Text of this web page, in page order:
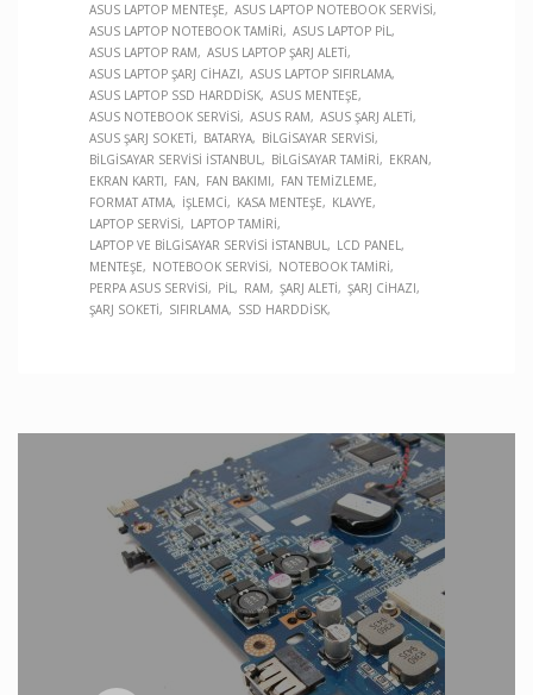
ASUS LAPTOP MENTEŞE
ASUS LAPTOP NOTEBOOK SERVISI
ASUS LAPTOP NOTEBOOK TAMIRI
ASUS LAPTOP PIL
ASUS LAPTOP RAM
ASUS LAPTOP ŞARJ ALETI
ASUS LAPTOP ŞARJ CIHAZI
ASUS LAPTOP SIFIRLAMA
ASUS LAPTOP SSD HARDDISK ASUS MENTEŞE
ASUS NOTEBOOK SERVISI
ASUS RAM
ASUS ŞARJ ALETI
ASUS ŞARJ SOKETI
BATARYA
BILGISAYAR SERVISI
BILGISAYAR SERVISI İSTANBUL
BILGISAYAR TAMIRI
EKRAN
EKRAN KARTI
FAN FAN BAKIMI
FAN TEMIZLEME
FORMAT ATMA
İŞLEMCI KASA MENTEŞE
KLAVYE
LAPTOP SERVISI
LAPTOP TAMIRI
LAPTOP VE BILGISAYAR SERVISI İSTANBUL
LCD PANEL
MENTEŞE
NOTEBOOK SERVISI
NOTEBOOK TAMIRI
PERPA ASUS SERVISI
PIL RAM ŞARJ ALETI
ŞARJ CIHAZI
ŞARJ SOKETI
SIFIRLAMA SSD HARDDISK